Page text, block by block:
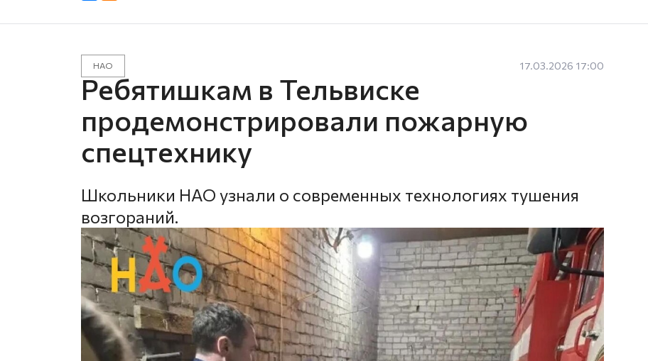
НАО 17.03.2026 17:00
Ребятишкам в Тельвиске
продемонстрировали пожарную
спецтехнику
Школьники НАО узнали о современных технологиях тушения
возгораний.